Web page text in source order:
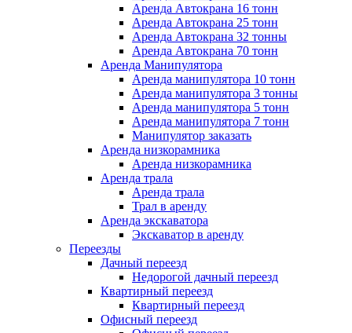
Аренда Автокрана 16 тонн
Аренда Автокрана 25 тонн
Аренда Автокрана 32 тонны
Аренда Автокрана 70 тонн
Аренда Манипулятора
Аренда манипулятора 10 тонн
Аренда манипулятора 3 тонны
Аренда манипулятора 5 тонн
Аренда манипулятора 7 тонн
Манипулятор заказать
Аренда низкорамника
Аренда низкорамника
Аренда трала
Аренда трала
Трал в аренду
Аренда экскаватора
Экскаватор в аренду
Переезды
Дачный переезд
Недорогой дачный переезд
Квартирный переезд
Квартирный переезд
Офисный переезд